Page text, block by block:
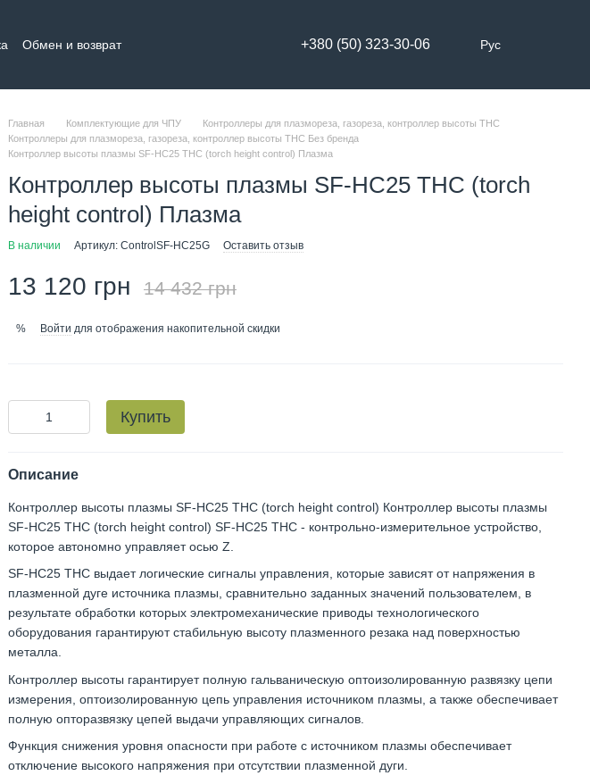
Обмен и возврат
+380 (50) 323-30-06 Рус
Главная Комплектующие для ЧПУ
Контроллеры для плазмореза, газореза, контроллер высоты THC
Контроллеры для плазмореза, газореза, контроллер высоты THC Без бренда
Контроллер высоты плазмы SF-HC25 THC (torch height control) Плазма
Контроллер высоты плазмы SF-HC25 THC (torch
height control) Плазма
В наличии Артикул: ControlSF-HC25G Оставить отзыв
13 120 грн 14 432 грн
% Войти для отображения накопительной скидки
Купить
Описание
Контроллер высоты плазмы SF-HC25 THC (torch height control) Контроллер высоты плазмы
SF-HC25 THC (torch height control) SF-HC25 THC - контрольно-измерительное устройство,
которое автономно управляет осью Z.
SF-HC25 THC выдает логические сигналы управления, которые зависят от напряжения в
плазменной дуге источника плазмы, сравнительно заданных значений пользователем, в
результате обработки которых электромеханические приводы технологического
оборудования гарантируют стабильную высоту плазменного резака над поверхностью
металла.
Контроллер высоты гарантирует полную гальваническую оптоизолированную развязку цепи
измерения, оптоизолированную цепь управления источником плазмы, а также обеспечивает
полную опторазвязку цепей выдачи управляющих сигналов.
Функция снижения уровня опасности при работе с источником плазмы обеспечивает
отключение высокого напряжения при отсутствии плазменной дуги.